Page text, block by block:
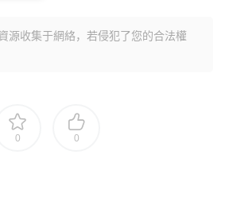
源收集于網絡，若侵犯了您的合法權
0 0